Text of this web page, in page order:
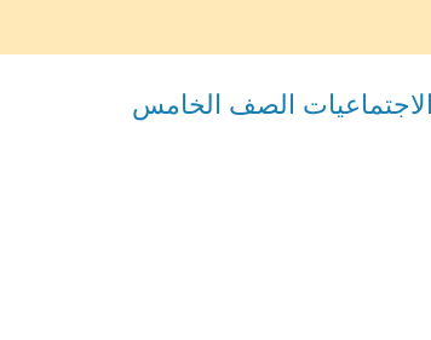
الصف الخامس